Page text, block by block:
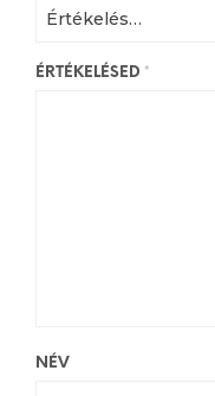
ÉRTÉKELÉSED *
NÉV